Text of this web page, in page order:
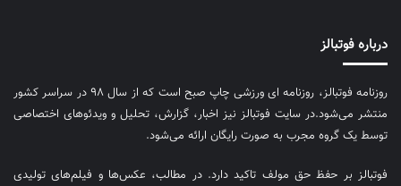
درباره فوتبالز
روزنامه فوتبالز، روزنامه ای ورزشی چاپ صبح است که از سال ۹۸ در سراسر کشور
منتشر می‌شود.در سایت فوتبالز نیز اخبار، گزارش، تحلیل و ویدئوهای اختصاصی
توسط یک گروه مجرب به صورت رایگان ارائه می‌شود.
فوتبالز بر حفظ حق مولف تاکید دارد. در مطالب، عکس‌ها و فیلم‌های تولیدی